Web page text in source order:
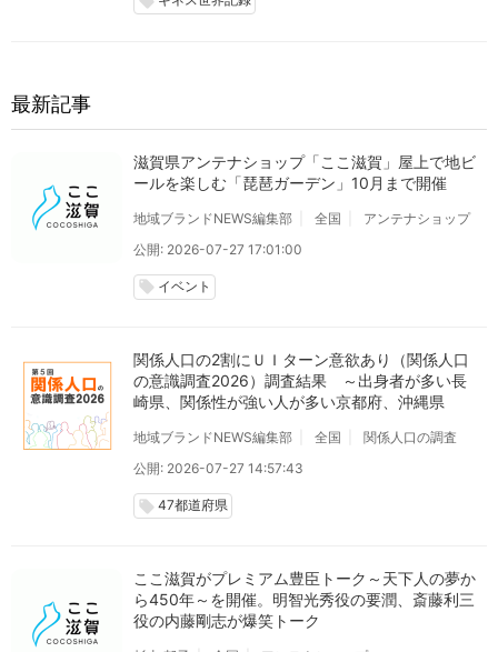
最新記事
滋賀県アンテナショップ「ここ滋賀」屋上で地ビ
ールを楽しむ「琵琶ガーデン」10月まで開催
地域ブランドNEWS編集部 全国
アンテナショップ
公開: 2026-07-27 17:01:00
local_offer イベント
関係人口の2割にＵＩターン意欲あり（関係人口
の意識調査2026）調査結果 ～出身者が多い長
崎県、関係性が強い人が多い京都府、沖縄県
地域ブランドNEWS編集部 全国
関係人口の調査
公開: 2026-07-27 14:57:43
local_offer 47都道府県
ここ滋賀がプレミアム豊臣トーク～天下人の夢か
ら450年～を開催。明智光秀役の要潤、斎藤利三
役の内藤剛志が爆笑トーク